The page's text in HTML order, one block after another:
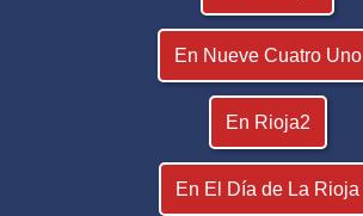
En Nueve Cuatro Uno
En Rioja2
En El Día de La Rioja